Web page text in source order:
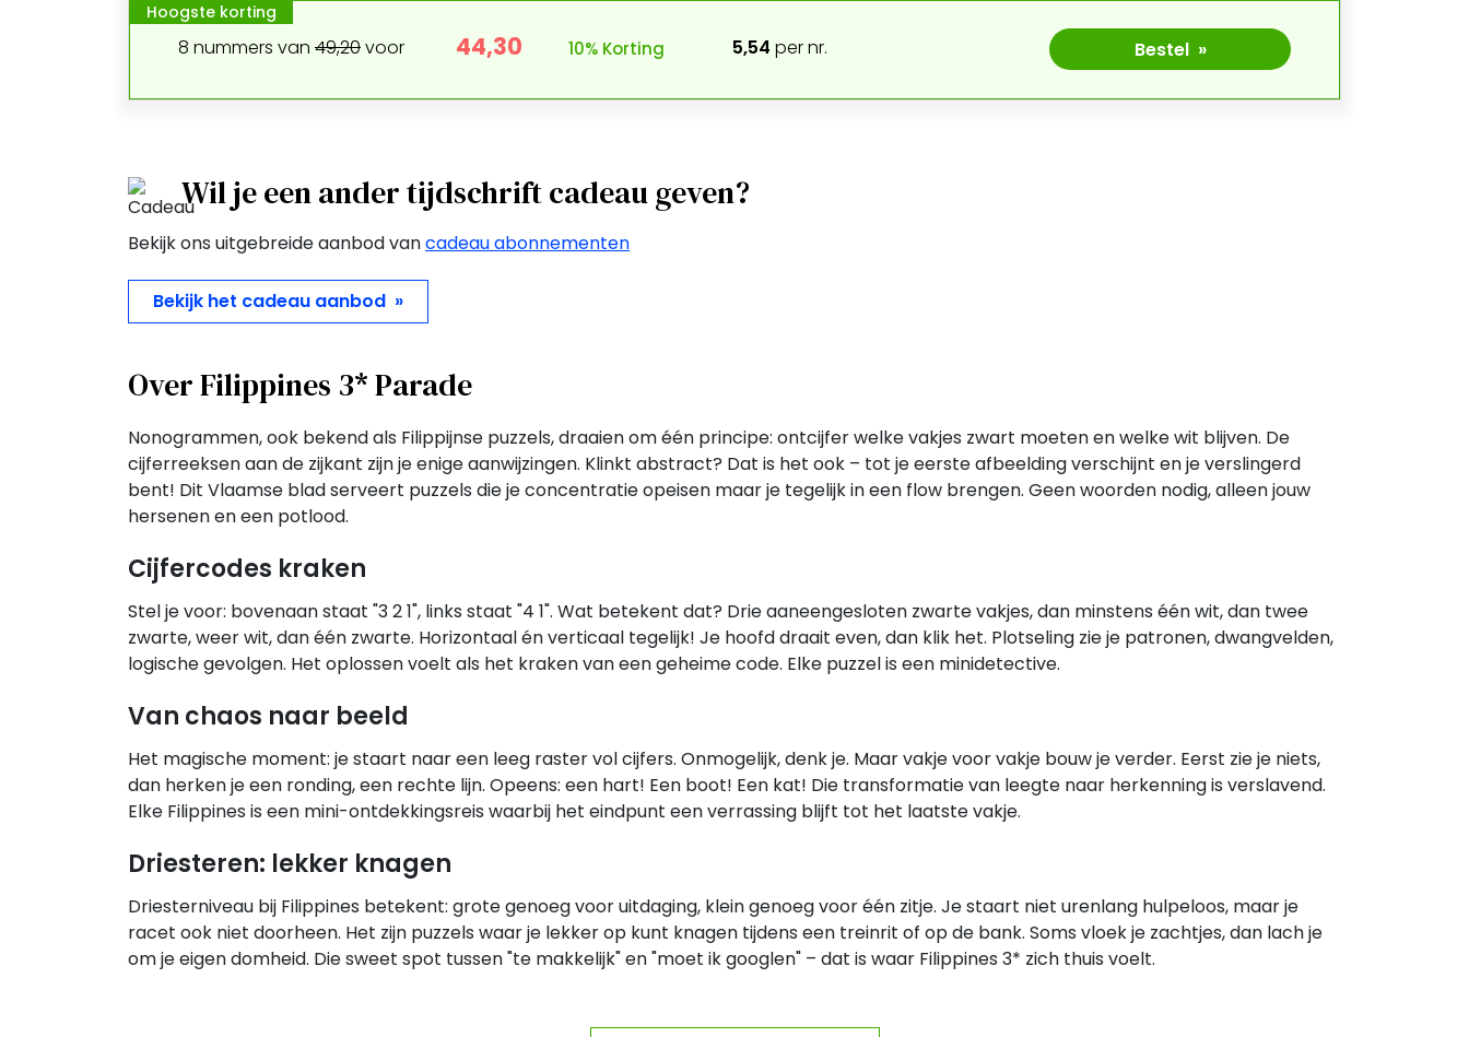
Hoogste korting
8 nummers van 49,20voor 44,30 10% Korting 5,54 per nr. Bestel »
Wil je een ander tijdschrift cadeau geven?
Bekijk ons uitgebreide aanbod vancadeau abonnementen
Bekijk het cadeau aanbod »
Over Filippines 3* Parade
Nonogrammen, ook bekend als Filippijnse puzzels, draaien om één principe: ontcijfer welke vakjes zwart moeten en welke wit blijven. De
cijferreeksen aan de zijkant zijn je enige aanwijzingen. Klinkt abstract? Dat is het ook – tot je eerste afbeelding verschijnt en je verslingerd
bent! Dit Vlaamse blad serveert puzzels die je concentratie opeisen maar je tegelijk in een flow brengen. Geen woorden nodig, alleen jouw
hersenen en een potlood.
Cijfercodes kraken
Stel je voor: bovenaan staat "3 2 1", links staat "4 1". Wat betekent dat? Drie aaneengesloten zwarte vakjes, dan minstens één wit, dan twee
zwarte, weer wit, dan één zwarte. Horizontaal én verticaal tegelijk! Je hoofd draait even, dan klik het. Plotseling zie je patronen, dwangvelden,
logische gevolgen. Het oplossen voelt als het kraken van een geheime code. Elke puzzel is een minidetective.
Van chaos naar beeld
Het magische moment: je staart naar een leeg raster vol cijfers. Onmogelijk, denk je. Maar vakje voor vakje bouw je verder. Eerst zie je niets,
dan herken je een ronding, een rechte lijn. Opeens: een hart! Een boot! Een kat! Die transformatie van leegte naar herkenning is verslavend.
Elke Filippines is een mini-ontdekkingsreis waarbij het eindpunt een verrassing blijft tot het laatste vakje.
Driesteren: lekker knagen
Driesterniveau bij Filippines betekent: grote genoeg voor uitdaging, klein genoeg voor één zitje. Je staart niet urenlang hulpeloos, maar je
racet ook niet doorheen. Het zijn puzzels waar je lekker op kunt knagen tijdens een treinrit of op de bank. Soms vloek je zachtjes, dan lach je
om je eigen domheid. Die sweet spot tussen "te makkelijk" en "moet ik googlen" – dat is waar Filippines 3* zich thuis voelt.